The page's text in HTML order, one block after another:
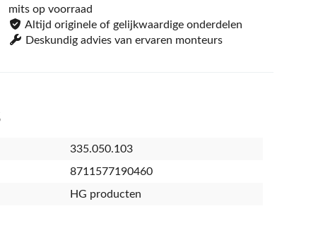
mits op voorraad
Altijd originele of gelijkwaardige onderdelen
Deskundig advies van ervaren monteurs
335.050.103
8711577190460
HG producten